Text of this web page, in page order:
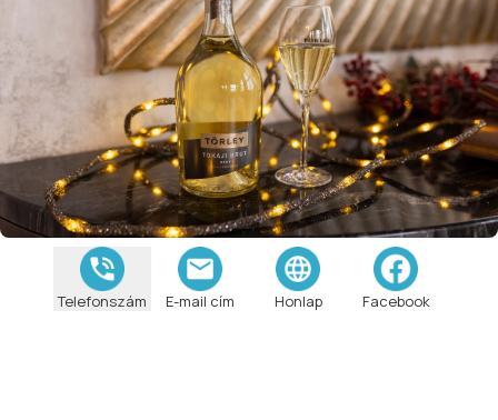
Telefonszám E-mail cím Honlap Facebook